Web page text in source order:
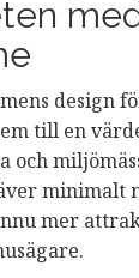
design
till en
och
minimalt
mer